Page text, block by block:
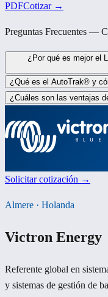
PDFCotizar →
Preguntas Frecuentes —
¿Por qué es mejor el
¿Qué es el AutoTrak® y
¿Cuáles son las ventajas
Solicitar cotización →
Almere · Holanda
Victron Energy
Referente global en
y sistemas de gestión de